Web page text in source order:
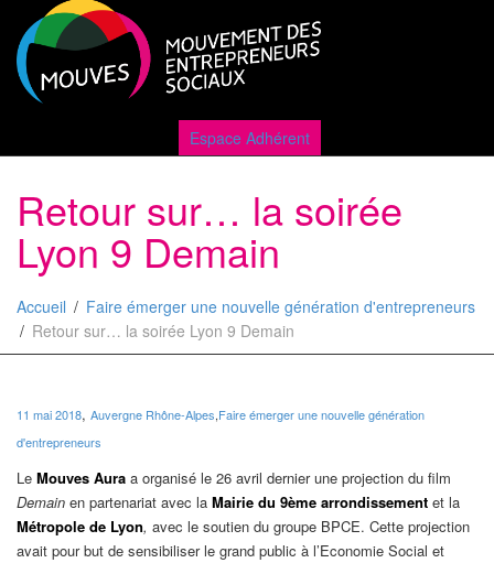
Espace Adhérent
Retour sur… la soirée
Lyon 9 Demain
Accueil
Faire émerger une nouvelle génération d'entrepreneurs
Retour sur… la soirée Lyon 9 Demain
11 mai 2018, Auvergne Rhône-Alpes,Faire émerger une nouvelle génération
d'entrepreneurs
Le Mouves Aura a organisé le 26 avril dernier une projection du film
Demain en partenariat avec la Mairie du 9ème arrondissement et la
Métropole de Lyon, avec le soutien du groupe BPCE. Cette projection
avait pour but de sensibiliser le grand public à l’Economie Social et